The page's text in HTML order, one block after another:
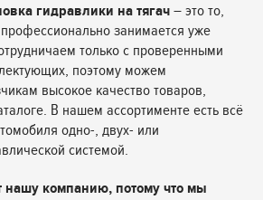
гидравлики на тягач – это то,
занимается уже
только с проверенными
поэтому можем
высокое качество товаров,
В нашем ассортименте есть всё
одно-, двух- или
системой.
компанию, потому что мы